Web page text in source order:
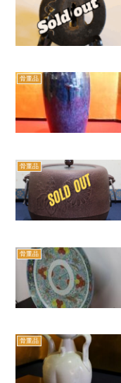
骨董品
骨董品
骨董品
骨董品